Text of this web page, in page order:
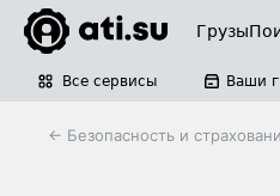
Грузы
Все сервисы Ваши
← Безопасность и